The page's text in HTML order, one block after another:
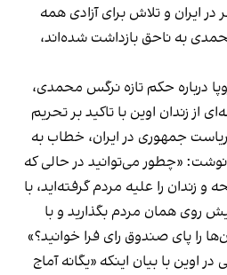
ایران و تلاش برای آزادی همه
به ناحق بازداشت شده‌اند،
درباره حکم تازه نرگس محمدی،
از زندان اوین با تاکید بر تحریم
جمهوری در ایران، خطاب به
«چطور می‌توانید در حالی‌ که
زندان را علیه مردم گرفته‌اید، با
روی همان مردم بگذارید و با
را پای صندوق رای فرا خوانید؟»
اوین با بیان اینکه «یگانه آماج